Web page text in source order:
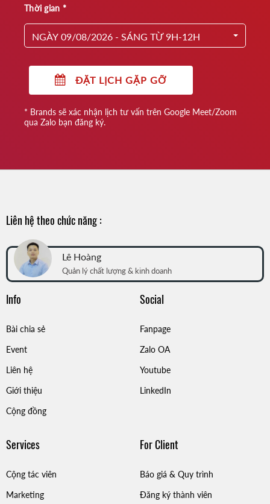
Thời gian *
NGÀY 09/08/2026 - SÁNG TỪ 9H-12H
ĐẶT LỊCH GẶP GỠ
* Brands sẽ xác nhận lịch tư vấn trên Google Meet/Zoom
qua Zalo bạn đăng ký.
Liên hệ theo chức năng :
Lê Hoàng
Quản lý chất lượng & kinh doanh
Info
Bài chia sẻ
Event
Liên hệ
Giới thiệu
Cộng đồng
Social
Fanpage
Zalo OA
Youtube
LinkedIn
Services
Cộng tác viên
Marketing
For Client
Báo giá & Quy trình
Đăng ký thành viên